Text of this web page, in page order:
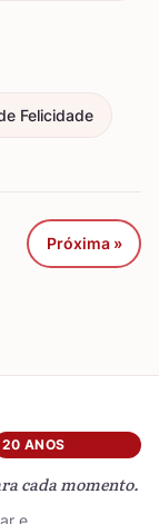
Felicidade
Próxima »
20 ANOS
cada momento.
e